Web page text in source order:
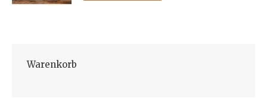
Warenkorb